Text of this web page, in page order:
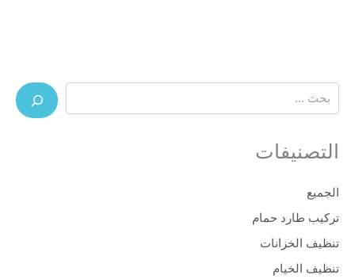
التصنيفات
الجميع
تركيب طارد حمام
تنظيف الخزانات
تنظيف الخيام